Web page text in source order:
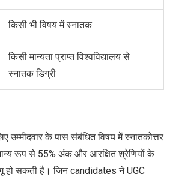
किसी भी विषय में स्नातक
किसी मान्यता प्राप्त विश्वविद्यालय से
स्नातक डिग्री
के पास संबंधित विषय में स्नातकोत्तर
रूप से 55% अंक और आरक्षित श्रेणियों के
हो सकती है। जिन candidates ने UGC